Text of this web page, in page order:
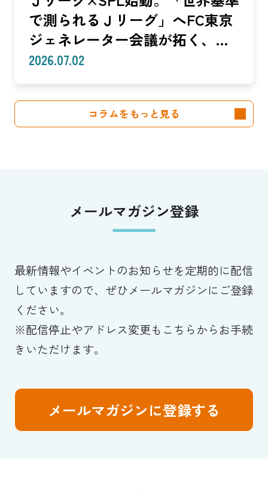
で測られるＪリーグ」へFC東京
ジェネレーター会議が拓く、
「社会価値」を投資言語に変え
話」を「説明できる成果」に。
クラブは「社会実装」のハブへ
2026.07.02
コラムをもっと見る
メールマガジン登録
最新情報やイベントのお知らせを定期的に配信
していますので、ぜひメールマガジンにご登録
ください。
※配信停止やアドレス変更もこちらからお手続
きいただけます。
メールマガジンに登録する